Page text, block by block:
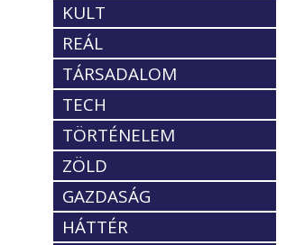
KULT
REÁL
TÁRSADALOM
TECH
TÖRTÉNELEM
ZÖLD
GAZDASÁG
HÁTTÉR